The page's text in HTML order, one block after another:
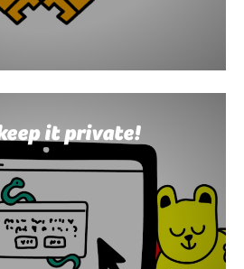
it private!